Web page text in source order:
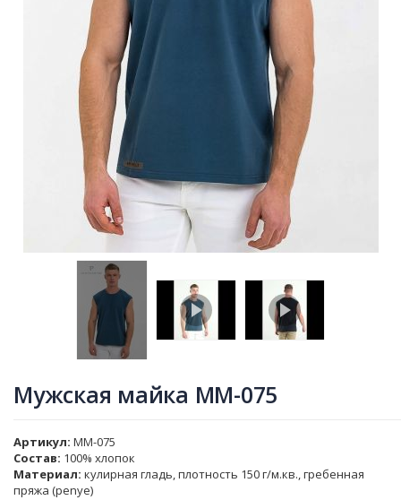
Мужская майка MM-075
Артикул MM-075
Состав: 100% хлопок
Материал: кулирная гладь, плотность 150 г/м.кв., гребенная
пряжа (penye)